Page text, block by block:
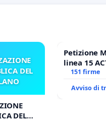
DEL
DEL
Petizione
linea 15
Antonio
tariffa a €
151 firme
Avviso di